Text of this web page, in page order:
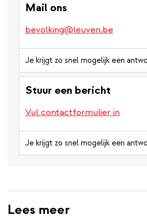
Mail ons
bevolking@leuven.be
Je krijgt zo snel mogelijk een
Stuur een bericht
Vul contactformulier in
Je krijgt zo snel mogelijk een
Lees meer